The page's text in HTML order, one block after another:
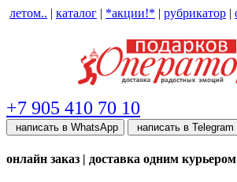
летом.. | каталог | *акции!* | рубрикатор |
+7 905 410 70 10
написать в WhatsApp написать в Telegram
онлайн заказ | доставка одним курьером